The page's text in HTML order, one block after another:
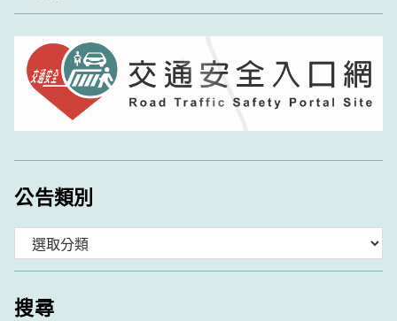
公告類別
類
搜尋